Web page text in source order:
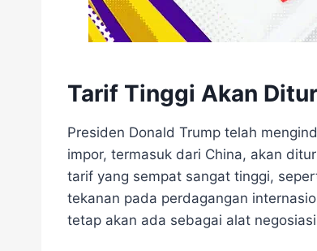
Tarif Tinggi Akan
Presiden Donald Trump telah
impor, termasuk dari China, akan
tarif yang sempat sangat tinggi,
tekanan pada perdagangan
tetap akan ada sebagai alat